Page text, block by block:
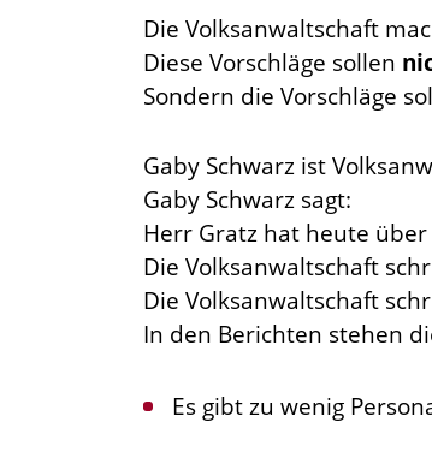
Die Volksanwaltschaft
Diese Vorschläge sollen
Sondern die Vorschläge
Gaby Schwarz ist
Gaby Schwarz sagt:
Herr Gratz hat heute
Die Volksanwaltschaft
Die Volksanwaltschaft
In den Berichten stehen
Es gibt zu wenig